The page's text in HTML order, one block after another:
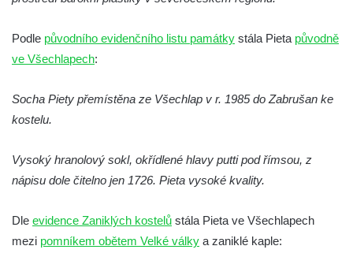
Socha Krista klesajícího pod křížem u
kostela svatého Mikuláše v Českých
Socha svatého Jana Nepomuckého u
Socha S tebou v parku na Senovážném
náměstí v Českých Budějovicích
Socha Tornádo v parku na Senovážném
náměstí v Českých Budějovicích
Podle původního evidenčního listu památky stála Pieta původně
ve Všechlapech:
Socha Piety přemístěna ze Všechlap v r. 1985 do Zabrušan ke
kostelu.
Vysoký hranolový sokl, okřídlené hlavy putti pod římsou, z
nápisu dole čitelno jen 1726. Pieta vysoké kvality.
Dle evidence Zaniklých kostelů stála Pieta ve Všechlapech
mezi pomníkem obětem Velké války a zaniklé kaple: